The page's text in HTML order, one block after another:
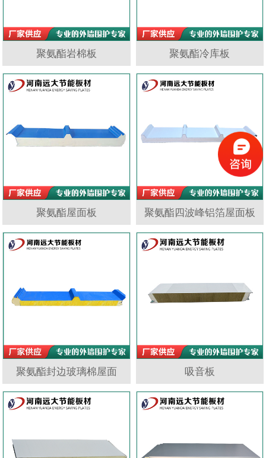
聚氨酯岩棉板 聚氨酯冷库板
聚氨酯屋面板 聚氨酯四波峰铝箔屋面板
聚氨酯封边玻璃棉屋面 吸音板